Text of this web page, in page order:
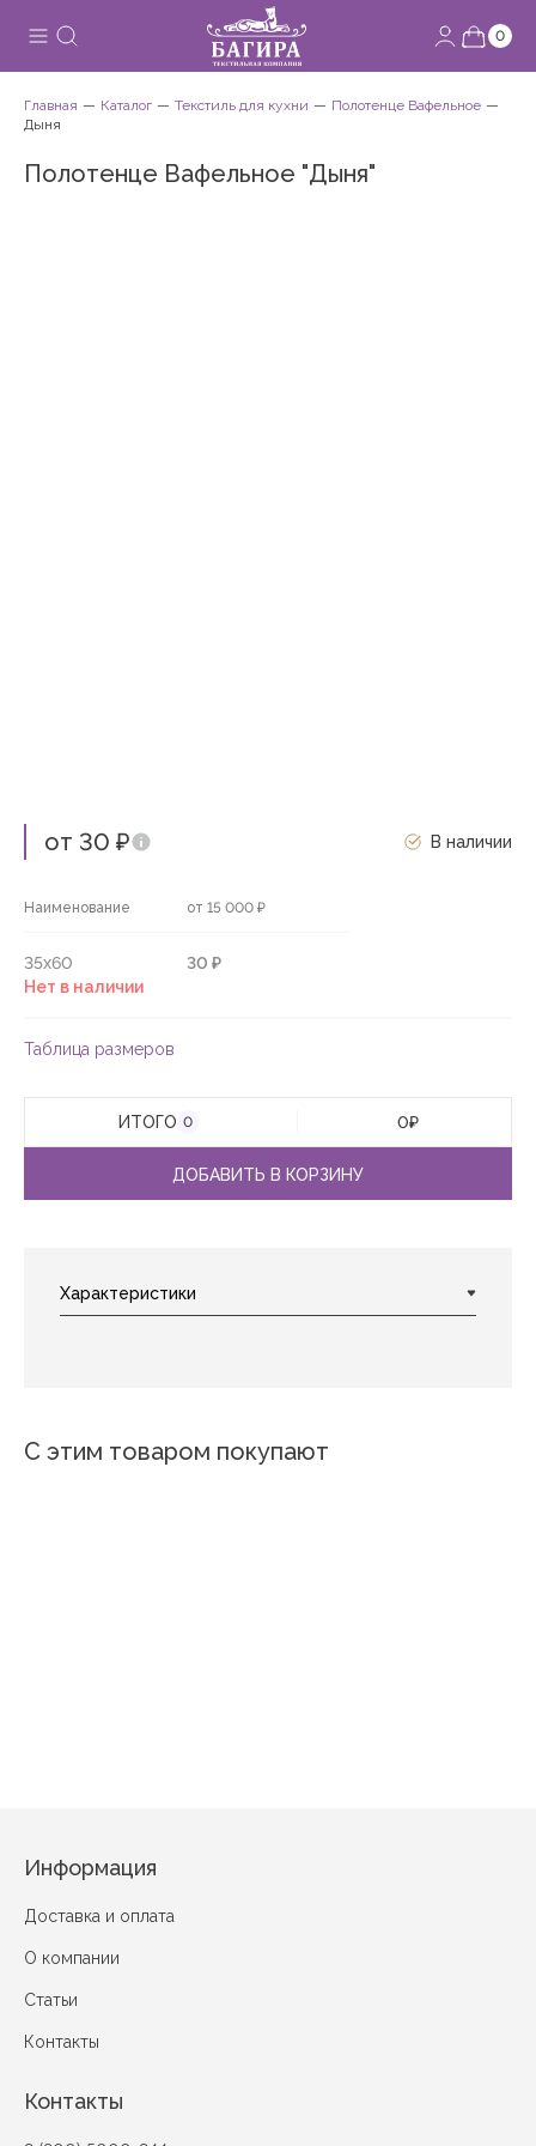
0
Главная Каталог Текстиль для кухни
Полотенце Вафельное
Дыня
Полотенце Вафельное "Дыня"
от 30 ₽ В наличии
Наименование от 15 000 ₽
35х60
30 ₽
Нет в наличии
Таблица размеров
ИТОГО 0 0₽
ДОБАВИТЬ В КОРЗИНУ
С этим товаром покупают
Информация
Доставка и оплата
О компании
Статьи
Контакты
Контакты